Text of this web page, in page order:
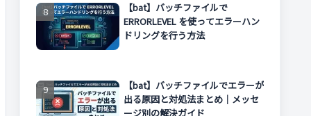
【bat】バッチファイルで
ERRORLEVEL を使ってエラーハン
ドリングを行う方法
【bat】バッチファイルでエラーが
出る原因と対処法まとめ｜メッセ
ージ別の解決ガイド